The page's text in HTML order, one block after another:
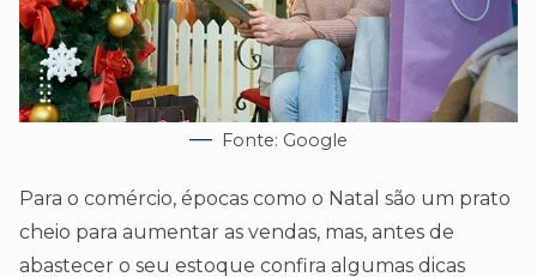
Fonte: Google
Para o comércio, épocas como o Natal são um prato
cheio para aumentar as vendas, mas, antes de
abastecer o seu estoque confira algumas dicas